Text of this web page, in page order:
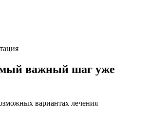
важный шаг уже
вариантах лечения